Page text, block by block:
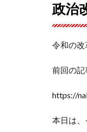
政治
令和の改
前回の記
https://
本日は、